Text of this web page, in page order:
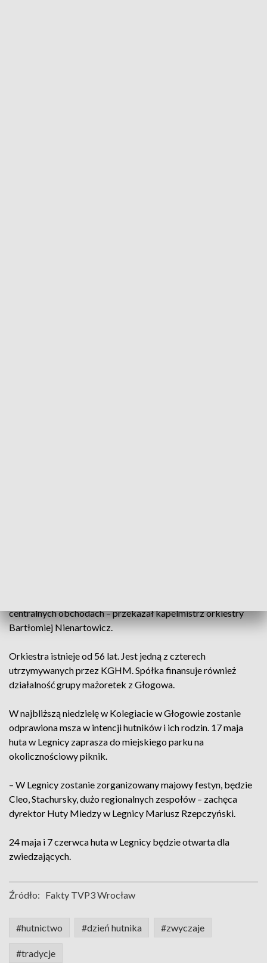
centralnych obchodach – przekazał kapelmistrz orkiestry
Bartłomiej Nienartowicz.
Orkiestra istnieje od 56 lat. Jest jedną z czterech
utrzymywanych przez KGHM. Spółka finansuje również
działalność grupy mażoretek z Głogowa.
W najbliższą niedzielę w Kolegiacie w Głogowie zostanie
odprawiona msza w intencji hutników i ich rodzin. 17 maja
huta w Legnicy zaprasza do miejskiego parku na
okolicznościowy piknik.
– W Legnicy zostanie zorganizowany majowy festyn, będzie
Cleo, Stachursky, dużo regionalnych zespołów – zachęca
dyrektor Huty Miedzy w Legnicy Mariusz Rzepczyński.
24 maja i 7 czerwca huta w Legnicy będzie otwarta dla
zwiedzających.
Źródło: Fakty TVP3 Wrocław
#hutnictwo #dzień hutnika #zwyczaje
#tradycje